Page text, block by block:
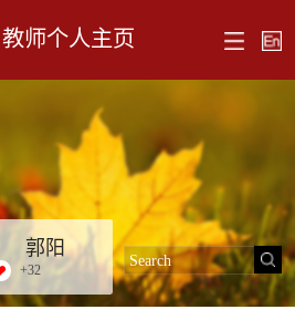
教师个人主页
郭阳
+32